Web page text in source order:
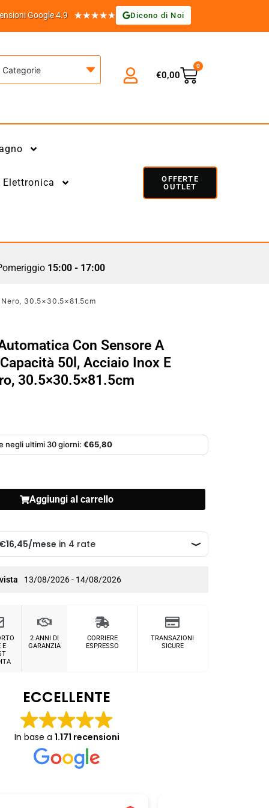
Google 4.9 ★★★★★ Dicono di Noi
Categorie €0,00
0
Elettronica
OFFERTE
OUTLET
15:00 - 17:00
30.5×30.5×81.5cm
Con Sensore A
50l, Acciaio Inox E
30.5×30.5×81.5cm
negli ultimi 30 giorni: €65,80
Aggiungi al carrello
13/08/2026 - 14/08/2026
E
2 ANNI DI
GARANZIA
CORRIERE
ESPRESSO
TRANSAZIONI
SICURE
ECCELLENTE
In base a 1.171 recensioni